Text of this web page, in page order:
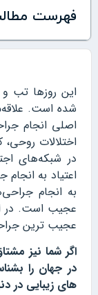
فهرست
این روزها تب
شده است.
اصلی انجام
اختلالات روحی،
در شبکه‌های
اعتیاد به
به انجام
عجیب ترین
اگر شما نیز
در جهان را
های زیبایی در